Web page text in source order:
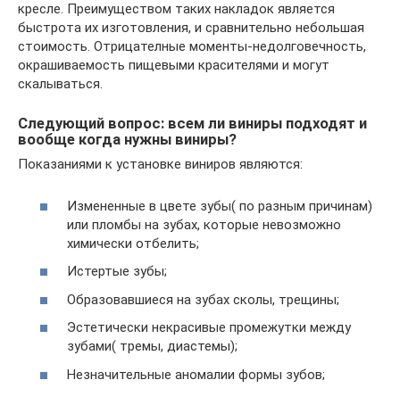
кресле. Преимуществом таких накладок является
быстрота их изготовления, и сравнительно небольшая
стоимость. Отрицателные моменты-недолговечность,
окрашиваемость пищевыми красителями и могут
скалываться.
Следующий вопрос: всем ли виниры подходят и
вообще когда нужны виниры?
Показаниями к установке виниров являются:
Измененные в цвете зубы( по разным причинам)
или пломбы на зубах, которые невозможно
химически отбелить;
Истертые зубы;
Образовавшиеся на зубах сколы, трещины;
Эстетически некрасивые промежутки между
зубами( тремы, диастемы);
Незначительные аномалии формы зубов;